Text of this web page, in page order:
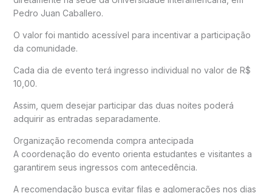
Pedro Juan Caballero.
O valor foi mantido acessível para incentivar a participação
da comunidade.
Cada dia de evento terá ingresso individual no valor de R$
10,00.
Assim, quem desejar participar das duas noites poderá
adquirir as entradas separadamente.
Organização recomenda compra antecipada
A coordenação do evento orienta estudantes e visitantes a
garantirem seus ingressos com antecedência.
A recomendação busca evitar filas e aglomerações nos dias